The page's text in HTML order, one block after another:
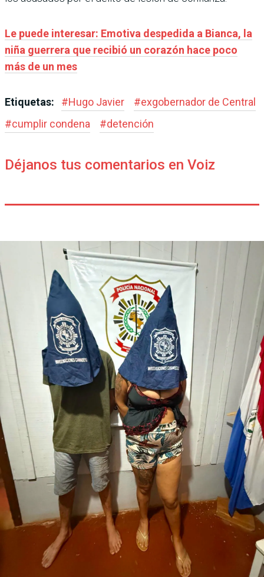
Le puede interesar: Emotiva despedida a Bianca, la
niña guerrera que recibió un corazón hace poco
más de un mes
Etiquetas: #Hugo Javier #exgobernador de Central
#cumplir condena #detención
Déjanos tus comentarios en Voiz